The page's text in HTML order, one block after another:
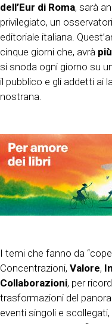
dell’Eur di Roma, sarà
privilegiato, un
editoriale italiana.
cinque giorni che, avrà
si snoda ogni giorno su
il pubblico e gli addetti ai
nostrana.
I temi che fanno da
Concentrazioni, Valore,
Collaborazioni, per
trasformazioni del
eventi singoli e